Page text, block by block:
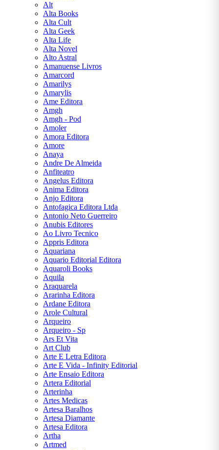
MEIRELES
LISPECTOR
COLLEEN
CONCEIÇÃO
EVARISTO
CARNEGIE
VERÍSSIMO
DOSTOIÉVSKI
MCFADDEN
GRACILIANO
Alt
Alta Books
Alta Cult
Alta Geek
Alta Life
Alta Novel
Alto Astral
Amanuense Livros
Amarcord
Amarilys
Amarylis
Ame Editora
Amgh
Amgh - Pod
Amoler
Amora Editora
Amore
Anaya
Andre De Almeida
Anfiteatro
Angelus Editora
Anima Editora
Anjo Editora
Antofagica Editora Ltda
Antonio Neto Guerreiro
Anubis Editores
Ao Livro Tecnico
Appris Editora
Aquariana
Aquario Editorial Editora
Aquaroli Books
Aquila
Araquarela
Ararinha Editora
Ardane Editora
Arole Cultural
Arqueiro
Arqueiro - Sp
Ars Et Vita
Art Club
Arte E Letra Editora
Arte E Vida - Infinity Editorial
Arte Ensaio Editora
Artera Editorial
Arterinha
Artes Medicas
Artesa Baralhos
Artesa Diamante
Artesa Editora
Artha
Artmed